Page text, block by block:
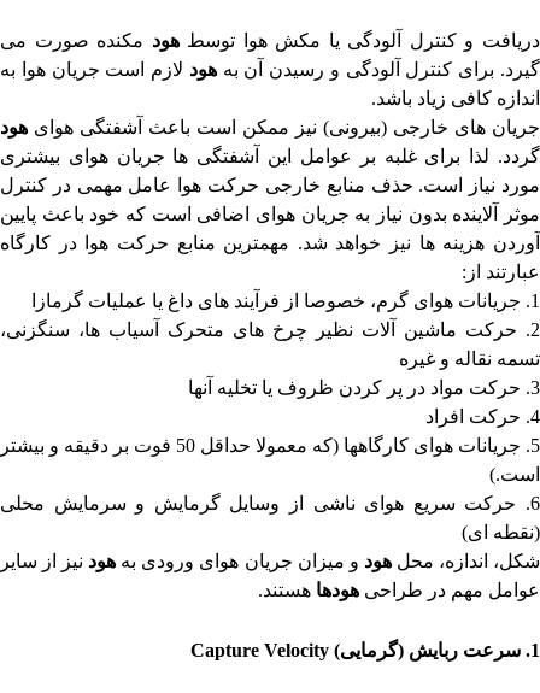
دریافت و کنترل آلودگی یا مکش هوا توسطهود مکنده صورت می
گیرد. برای کنترل آلودگی و رسیدن آن بههود لازم است جریان هوا به
اندازه کافی زیاد باشد.
جریان های خارجی (بیرونی) نیز ممکن است باعث آشفتگی هوای هود
گردد. لذا برای غلبه بر عوامل این آشفتگی ها جریان هوای بیشتری
مورد نیاز است. حذف منابع خارجی حرکت هوا عامل مهمی در کنترل
موثر آلاینده بدون نیاز به جریان هوای اضافی است که خود باعث پایین
آوردن هزینه ها نیز خواهد شد. مهمترین منابع حرکت هوا در کارگاه
عبارتند از:
1. جریانات هوای گرم، خصوصا از فرآیند های داغ یا عملیات گرمازا
2. حرکت ماشین آلات نظیر چرخ های متحرک آسیاب ها، سنگزنی،
تسمه نقاله و غیره
3. حرکت مواد در پر کردن ظروف یا تخلیه آنها
4. حرکت افراد
5. جریانات هوای کارگاهها (که معمولا حداقل 50 فوت بر دقیقه و بیشتر
است.)
6. حرکت سریع هوای ناشی از وسایل گرمایش و سرمایش محلی
(نقطه ای)
شکل، اندازه، محلهود و میزان جریان هوای ورودی به هود نیز از سایر
عوامل مهم در طراحی هودها هستند.
1. سرعت ربایش (گرمایی) Capture Velocity